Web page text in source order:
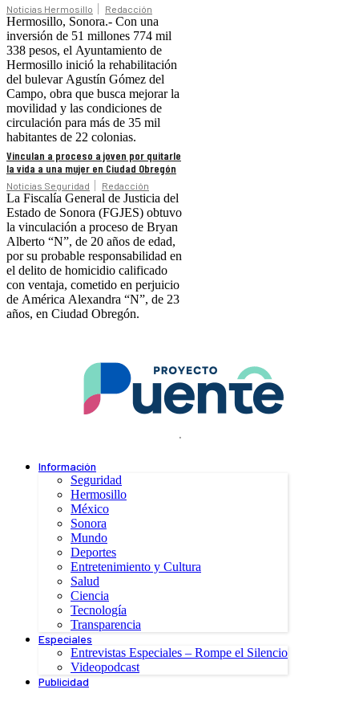
Noticias Hermosillo Redacción
Hermosillo, Sonora.- Con una
inversión de 51 millones 774 mil
338 pesos, el Ayuntamiento de
Hermosillo inició la rehabilitación
del bulevar Agustín Gómez del
Campo, obra que busca mejorar la
movilidad y las condiciones de
circulación para más de 35 mil
habitantes de 22 colonias.
Vinculan a proceso a joven por quitarle
la vida a una mujer en Ciudad Obregón
Noticias Seguridad Redacción
La Fiscalía General de Justicia del
Estado de Sonora (FGJES) obtuvo
la vinculación a proceso de Bryan
Alberto “N”, de 20 años de edad,
por su probable responsabilidad en
el delito de homicidio calificado
con ventaja, cometido en perjuicio
de América Alexandra “N”, de 23
años, en Ciudad Obregón.
.
Información
Seguridad
Hermosillo
México
Sonora
Mundo
Deportes
Entretenimiento y Cultura
Salud
Ciencia
Tecnología
Transparencia
Especiales
Entrevistas Especiales – Rompe el Silencio
Videopodcast
Publicidad